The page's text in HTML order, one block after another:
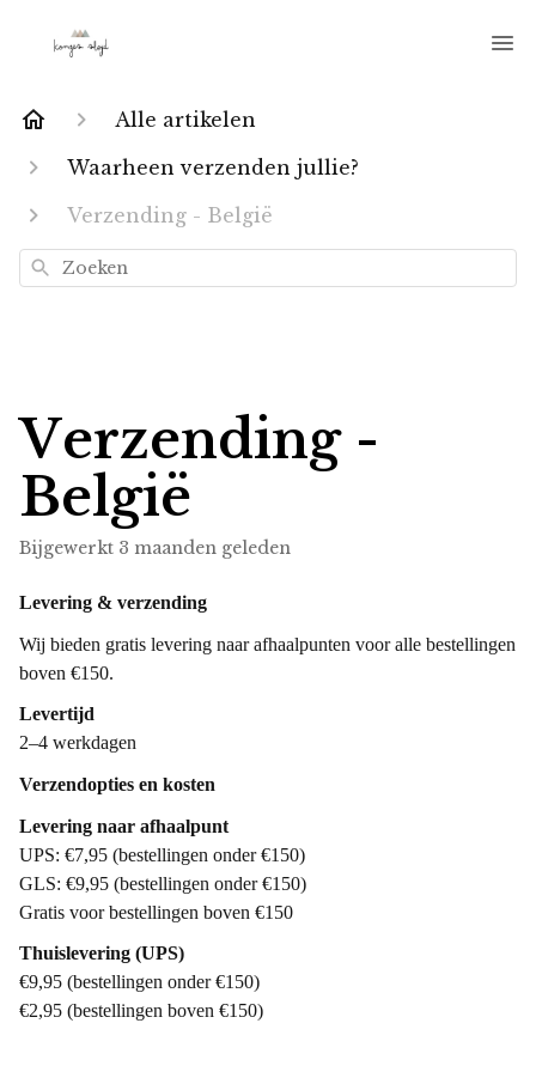
Alle artikelen
Waarheen verzenden jullie?
Verzending - België
Zoeken
Verzending -
België
Bijgewerkt 3 maanden geleden
Levering & verzending
Wij bieden gratis levering naar afhaalpunten voor alle bestellingen
boven €150.
Levertijd
2–4 werkdagen
Verzendopties en kosten
Levering naar afhaalpunt
UPS: €7,95 (bestellingen onder €150)
GLS: €9,95 (bestellingen onder €150)
Gratis voor bestellingen boven €150
Thuislevering (UPS)
€9,95 (bestellingen onder €150)
€2,95 (bestellingen boven €150)